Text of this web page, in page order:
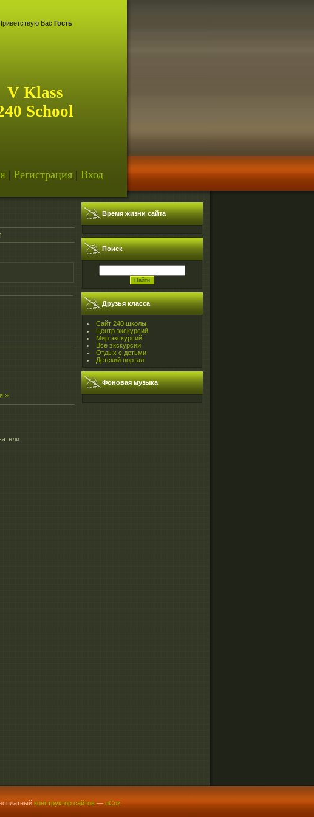
Вас Гость
V Klass
School
| Регистрация| Вход
»
Время жизни сайта
Поиск
Друзья класса
Сайт 240 школы
Центр экскурсий
Мир экскурсий
Все экскурсии
Отдых с детьми
Детский портал
Фоновая музыка
конструктор сайтов — uCoz